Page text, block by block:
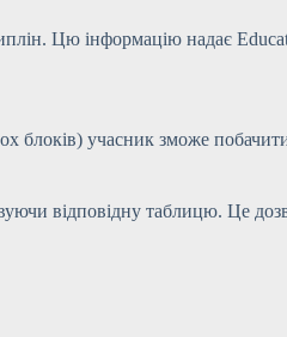
Цю інформацію надає
блоків) учасник зможе
відповідну таблицю. Це